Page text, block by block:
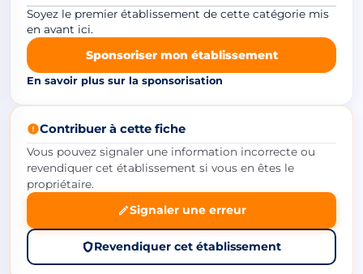
Soyez le premier établissement de cette catégorie mis
en avant ici.
Sponsoriser mon établissement
En savoir plus sur la sponsorisation
Contribuer à cette fiche
Vous pouvez signaler une information incorrecte ou
revendiquer cet établissement si vous en êtes le
propriétaire.
Signaler une erreur
Revendiquer cet établissement